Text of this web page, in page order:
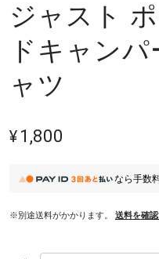
ジャスト
ドキャン
ャツ
¥1,800
なら手数
※別途送料がかかります。 送料を確